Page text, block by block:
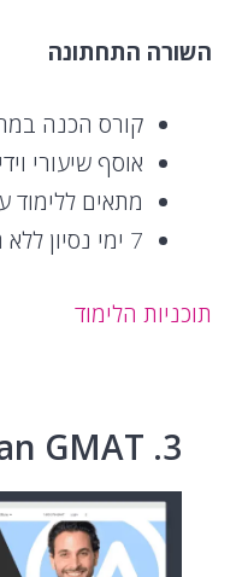
השורה התחתונה
קורס הכנה
אוסף שיעורי
מתאים ללימוד
7 ימי נסיון ללא תשלום
תוכניות הלימוד
3. Kaplan GMAT